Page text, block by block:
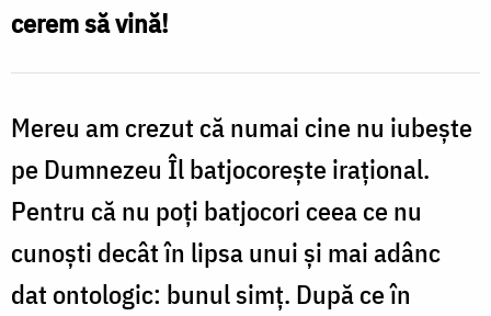
cerem să vină!
Mereu am crezut că numai cine nu iubește
pe Dumnezeu Îl batjocorește irațional.
Pentru că nu poți batjocori ceea ce nu
cunoști decât în lipsa unui și mai adânc
dat ontologic: bunul simț. După ce în